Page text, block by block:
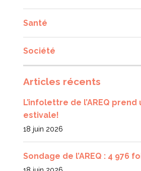
Santé
Société
Articles récents
L’infolettre de l’AREQ prend
estivale!
18 juin 2026
Sondage de l’AREQ : 4 976